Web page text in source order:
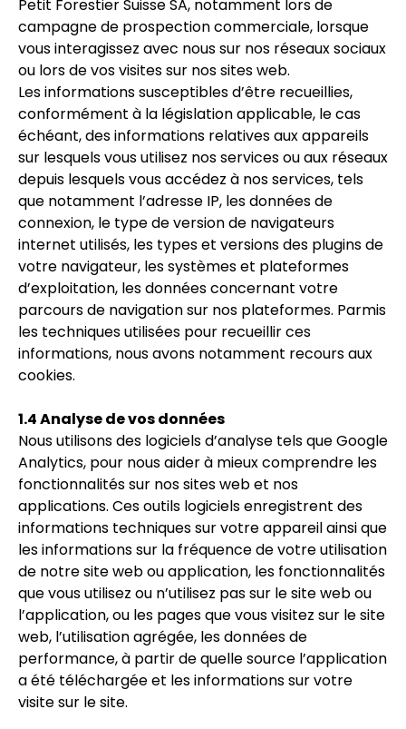
Petit Forestier Suisse SA, notamment lors de
campagne de prospection commerciale, lorsque
vous interagissez avec nous sur nos réseaux sociaux
ou lors de vos visites sur nos sites web.
Les informations susceptibles d’être recueillies,
conformément à la législation applicable, le cas
échéant, des informations relatives aux appareils
sur lesquels vous utilisez nos services ou aux réseaux
depuis lesquels vous accédez à nos services, tels
que notamment l’adresse IP, les données de
connexion, le type de version de navigateurs
internet utilisés, les types et versions des plugins de
votre navigateur, les systèmes et plateformes
d’exploitation, les données concernant votre
parcours de navigation sur nos plateformes. Parmis
les techniques utilisées pour recueillir ces
informations, nous avons notamment recours aux
cookies.
1.4 Analyse de vos données
Nous utilisons des logiciels d’analyse tels que Google
Analytics, pour nous aider à mieux comprendre les
fonctionnalités sur nos sites web et nos
applications. Ces outils logiciels enregistrent des
informations techniques sur votre appareil ainsi que
les informations sur la fréquence de votre utilisation
de notre site web ou application, les fonctionnalités
que vous utilisez ou n’utilisez pas sur le site web ou
l’application, ou les pages que vous visitez sur le site
web, l’utilisation agrégée, les données de
performance, à partir de quelle source l’application
a été téléchargée et les informations sur votre
visite sur le site.